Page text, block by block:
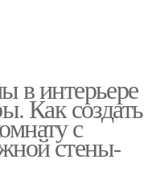
в интерьере
Как создать
с
стены-